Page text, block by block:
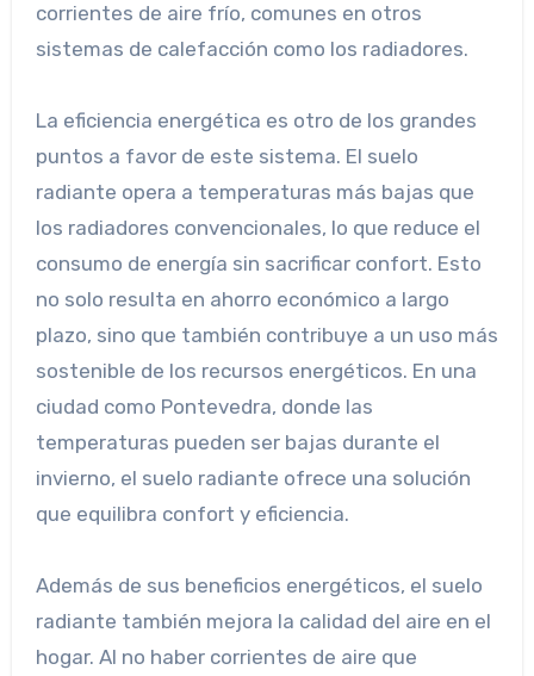
corrientes de aire frío, comunes en otros
sistemas de calefacción como los radiadores.
La eficiencia energética es otro de los grandes
puntos a favor de este sistema. El suelo
radiante opera a temperaturas más bajas que
los radiadores convencionales, lo que reduce el
consumo de energía sin sacrificar confort. Esto
no solo resulta en ahorro económico a largo
plazo, sino que también contribuye a un uso más
sostenible de los recursos energéticos. En una
ciudad como Pontevedra, donde las
temperaturas pueden ser bajas durante el
invierno, el suelo radiante ofrece una solución
que equilibra confort y eficiencia.
Además de sus beneficios energéticos, el suelo
radiante también mejora la calidad del aire en el
hogar. Al no haber corrientes de aire que